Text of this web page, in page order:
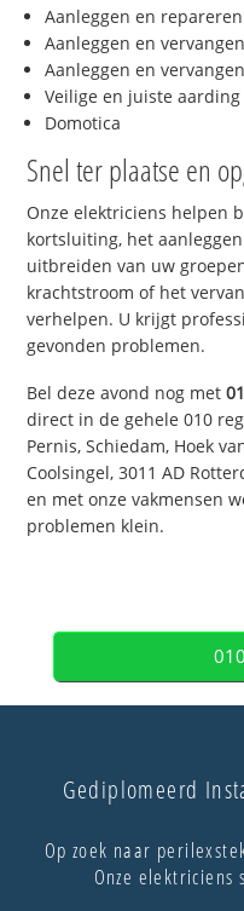
Aanleggen en
Aanleggen en
Aanleggen en
Veilige en juiste
Domotica
Snel ter plaatse en
Onze elektriciens helpen
kortsluiting, het
uitbreiden van uw
krachtstroom of het
verhelpen. U krijgt
gevonden problemen.
Bel deze avond nog met
direct in de gehele 010
Pernis, Schiedam, Hoek
Coolsingel, 3011 AD
en met onze vakmensen
problemen klein.
Gediplomeerd
Op zoek naar
Onze